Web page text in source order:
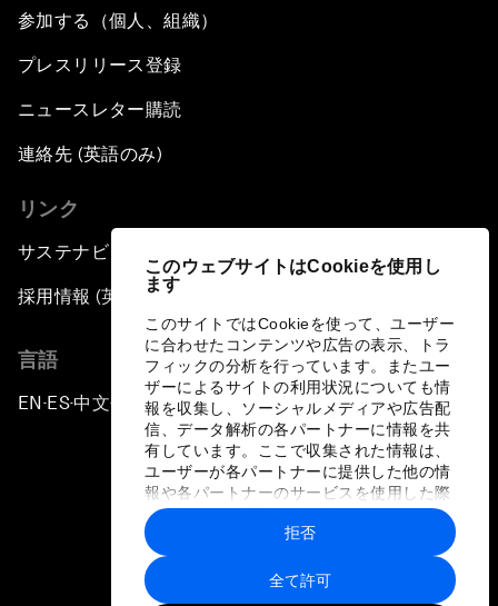
このウェブサイトはCookieを使用し
ます
このサイトではCookieを使って、ユーザー
に合わせたコンテンツや広告の表示、トラ
フィックの分析を行っています。またユー
ザーによるサイトの利用状況についても情
報を収集し、ソーシャルメディアや広告配
信、データ解析の各パートナーに情報を共
有しています。ここで収集された情報は、
ユーザーが各パートナーに提供した他の情
報や各パートナーのサービスを使用した際
に収集された情報と組み合わされ、各パー
トナーによって使用されることがありま
す。
全て許可
拒否
参加する（個人、組織）
プレスリリース登録
ニュースレター購読
連絡先 (英語のみ)
リンク
サステナビリティへの取り組み
採用情報 (英語のみ)
言語
EN ▪ES▪中文▪ 日本語
プライバシーポリシーと利用規約
サイトマップ